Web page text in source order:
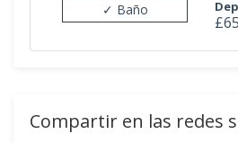
✓ Baño
Compartir en las redes